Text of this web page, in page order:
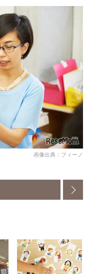
画像出典：フィーノ